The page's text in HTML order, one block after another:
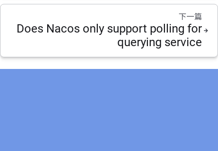
下一篇
Does Nacos only support polling for
querying service